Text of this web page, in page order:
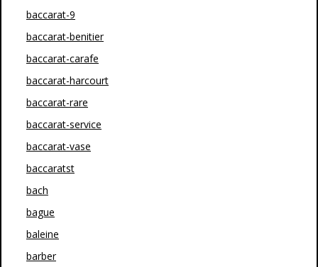
baccarat-9
baccarat-benitier
baccarat-carafe
baccarat-harcourt
baccarat-rare
baccarat-service
baccarat-vase
baccaratst
bach
bague
baleine
barber